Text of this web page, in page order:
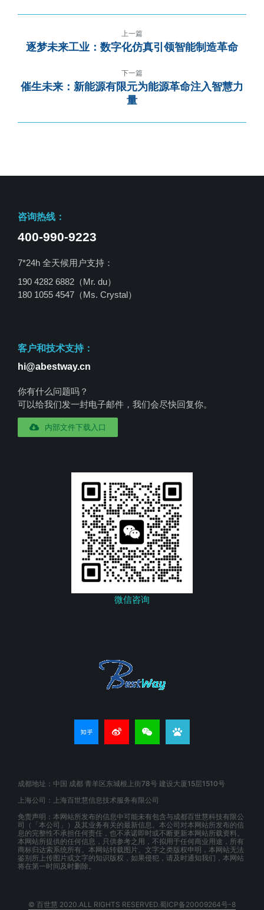
上一篇
逐梦未来工业：数字化仿真引领智能制造革命
下一篇
催生未来：新能源有限元为能源革命注入智慧力
量
咨询热线：
400-990-9223
7*24h 全天候用户支持：
190 4282 6882（Mr. du）
180 1055 4547 （Ms. Crystal）
客户和技术支持：
hi@abestway.cn
你有什么问题吗？
可以给我们发一封电子邮件，我们会尽快回复你。
内部文件下载入口
微信咨询
成都地址：中国 成都 青羊区东城根上街78号 建设大厦15层1510号
上海公司：上海百世慧信息技术服务有限公司
免责声明：本网站所发布的信息中可能未有包含与成都百世慧科技有限公
司（「本公司」）及其业务有关的最新信息。本公司对本网站所发布的信
息的完整性不承担任何责任，也不承诺即时或不断更新本网站所载资料。
本网站所提供的任何信息，只供参考之用，不拟用于任何商业用途，所有
商标归达索系统所有。本网站转载图片、文字之类版权申明，本网站无法
鉴别所上传图片或文字的知识版权，如果侵犯，请及时通知我们，本网站
将在第一时间及时删除。
© 百世慧 2020.ALL RIGHTS RESERVED.蜀ICP备20009264号-8